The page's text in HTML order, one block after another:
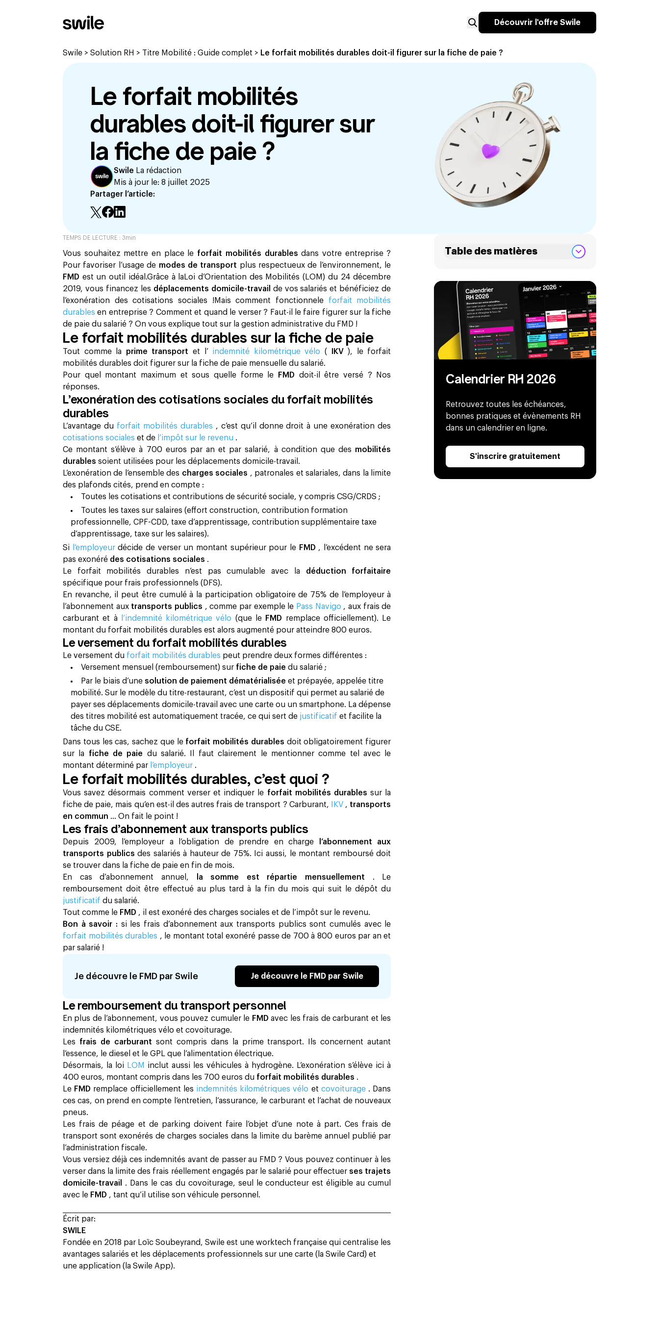
Découvrir l'offre Swile
Swile > Solution RH > Titre Mobilité : Guide complet > Le forfait mobilités durables doit-il figurer sur la fiche de paie ?
Le forfait mobilités
durables doit-il figurer sur
la fiche de paie ?
Swile La rédaction
Mis à jour le: 8 juillet 2025
Partager l’article:
TEMPS DE LECTURE : 3min
Vous souhaitez mettre en place le forfait mobilités durablesdans votre entreprise ?
Pour favoriser l’usage de modes de transport plus respectueux de l’environnement, le
FMD est un outil idéal.Grâce à laLoi d’Orientation des Mobilités (LOM) du 24 décembre
2019, vous financez les déplacements domicile-travail de vos salariés et bénéficiez de
l’exonération des cotisations sociales !Mais comment fonctionnele forfait mobilités
durablesen entreprise ? Comment et quand le verser ? Faut-il le faire figurer sur la fiche
de paie du salarié ? On vous explique tout sur la gestion administrative du FMD !
Le forfait mobilités durables sur la fiche de paie
Tout comme la prime transport et l’ indemnité kilométrique vélo ( IKV ), le forfait
mobilités durables doit figurer sur la fiche de paie mensuelle du salarié.
Pour quel montant maximum et sous quelle forme le
FMD doit-il être versé ? Nos
réponses.
L’exonération des cotisations sociales du forfait mobilités
durables
L’avantage du forfait mobilités durables , c’est qu’il donne droit à une exonération des
cotisations sociales et de l’impôt sur le revenu .
Ce montant s’élève à 700 euros par an et par salarié, à condition que des mobilités
durables soient utilisées pour les déplacements domicile-travail.
L’exonération de l’ensemble des charges sociales , patronales et salariales, dans la limite
des plafonds cités, prend en compte :
Toutes les cotisations et contributions de sécurité sociale, y compris CSG/CRDS ;
Toutes les taxes sur salaires (effort construction, contribution formation
professionnelle, CPF-CDD, taxe d’apprentissage, contribution supplémentaire taxe
d’apprentissage, taxe sur les salaires).
Si
l’employeurdécide de verser un montant supérieur pour le FMD , l’excédent ne sera
pas exonéré des cotisations sociales .
Le forfait mobilités durables n’est pas cumulable avec la déduction forfaitaire
spécifique pour frais professionnels (DFS).
En revanche, il peut être cumulé à la participation obligatoire de 75% de l’employeur à
l’abonnement aux transports publics , comme par exemple le Pass Navigo , aux frais de
carburant et à
l’indemnité kilométrique vélo (que le FMD remplace officiellement). Le
montant du forfait mobilités durables est alors augmenté pour atteindre 800 euros.
Le versement du forfait mobilités durables
Le versement du forfait mobilités durables peut prendre deux formes différentes :
Versement mensuel (remboursement) sur fiche de paie du salarié ;
Par le biais d’une solution de paiement dématérialisée et prépayée, appelée titre
mobilité. Sur le modèle du titre-restaurant, c’est un dispositif qui permet au salarié de
payer ses déplacements domicile-travail avec une carte ou un smartphone. La dépense
des titres mobilité est automatiquement tracée, ce qui sert de justificatif et facilite la
tâche du CSE.
Dans tous les cas, sachez que le forfait mobilités durables doit obligatoirement figurer
sur la fiche de paie du salarié. Il faut clairement le mentionner comme tel avec le
montant déterminé par l’employeur .
Le forfait mobilités durables, c’est quoi ?
Vous savez désormais comment verser et indiquer le forfait mobilités durablessur la
fiche de paie, mais qu’en est-il des autres frais de transport ? Carburant,
IKV , transports
en commun … On fait le point !
Les frais d’abonnement aux transports publics
Depuis 2009, l’employeur a l’obligation de prendre en charge
l’abonnement aux
transports publicsdes salariés à hauteur de 75%. Ici aussi, le montant remboursé doit
se trouver dans la fiche de paie en fin de mois.
En cas d’abonnement annuel,
la somme est répartie mensuellement . Le
remboursement doit être effectué au plus tard à la fin du mois qui suit le dépôt du
justificatif du salarié.​
Tout comme le FMD , il est exonéré des charges sociales et de l’impôt sur le revenu.
Bon à savoir : si les frais d’abonnement aux transports publics sont cumulés avec le
forfait mobilités durables , le montant total exonéré passe de 700 à 800 euros par an et
par salarié !
Je découvre le FMD par Swile Je découvre le FMD par Swile
Le remboursement du transport personnel
En plus de l’abonnement, vous pouvez cumuler le FMDavec les frais de carburant et les
indemnités kilométriques vélo et covoiturage.
Les frais de carburant sont compris dans la prime transport. Ils concernent autant
l’essence, le diesel et le GPL que l’alimentation électrique.
Désormais, la loi LOM inclut aussi les véhicules à hydrogène. L’exonération s’élève ici à
400 euros, montant compris dans les 700 euros du forfait mobilités durables .
Le FMD remplace officiellement les indemnités kilométriques vélo et covoiturage . Dans
ces cas, on prend en compte l’entretien, l’assurance, le carburant et l’achat de nouveaux
pneus.
Les frais de péage et de parking doivent faire l’objet d’une note à part. Ces frais de
transport sont exonérés de charges sociales dans la limite du barème annuel publié par
l’administration fiscale.
Vous versiez déjà ces indemnités avant de passer au FMD ? Vous pouvez continuer à les
verser dans la limite des frais réellement engagés par le salarié pour effectuer ses trajets
domicile-travail . Dans le cas du covoiturage, seul le conducteur est éligible au cumul
avec le FMD , tant qu’il utilise son véhicule personnel.
Écrit par:
SWILE
Fondée en 2018 par Loïc Soubeyrand, Swile est une worktech française qui centralise les
avantages salariés et les déplacements professionnels sur une carte (la Swile Card) et
une application (la Swile App).
Table des matières
Calendrier RH 2026
Retrouvez toutes les échéances,
bonnes pratiques et évènements RH
dans un calendrier en ligne.
S'inscrire gratuitement